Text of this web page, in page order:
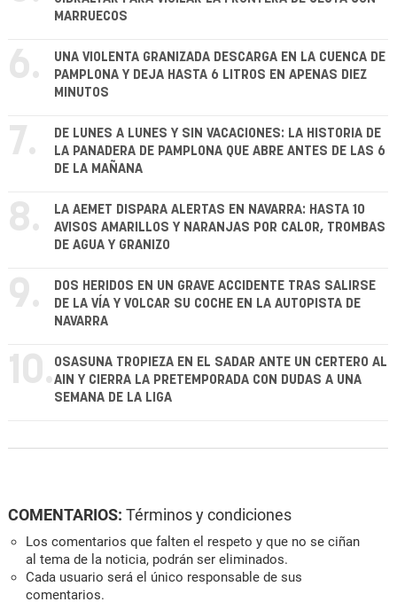
MARRUECOS
6.
UNA VIOLENTA GRANIZADA DESCARGA EN LA CUENCA DE
PAMPLONA Y DEJA HASTA 6 LITROS EN APENAS DIEZ
MINUTOS
7.
DE LUNES A LUNES Y SIN VACACIONES: LA HISTORIA DE
LA PANADERA DE PAMPLONA QUE ABRE ANTES DE LAS 6
DE LA MAÑANA
8.
LA AEMET DISPARA ALERTAS EN NAVARRA: HASTA 10
AVISOS AMARILLOS Y NARANJAS POR CALOR, TROMBAS
DE AGUA Y GRANIZO
9.
DOS HERIDOS EN UN GRAVE ACCIDENTE TRAS SALIRSE
DE LA VÍA Y VOLCAR SU COCHE EN LA AUTOPISTA DE
NAVARRA
10. OSASUNA TROPIEZA EN EL SADAR ANTE UN CERTERO AL
AIN Y CIERRA LA PRETEMPORADA CON DUDAS A UNA
SEMANA DE LA LIGA
COMENTARIOS: Términos y condiciones
Los comentarios que falten el respeto y que no se ciñan
al tema de la noticia, podrán ser eliminados.
Cada usuario será el único responsable de sus
comentarios.